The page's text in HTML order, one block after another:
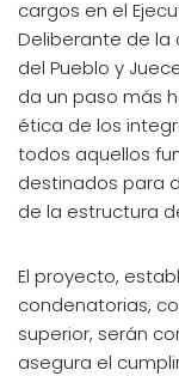
cargos en el
Deliberante de la
del Pueblo y
da un paso más
ética de los
todos aquellos
destinados para
de la estructura
El proyecto,
condenatorias,
superior, serán
asegura el